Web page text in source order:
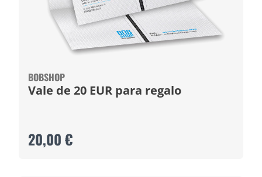
BOBSHOP
Vale de 20 EUR para regalo
20,00 €